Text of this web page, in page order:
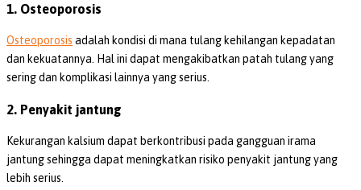
1. Osteoporosis
Osteoporosis adalah kondisi di mana tulang kehilangan kepadatan
dan kekuatannya. Hal ini dapat mengakibatkan patah tulang yang
sering dan komplikasi lainnya yang serius.
2. Penyakit jantung
Kekurangan kalsium dapat berkontribusi pada gangguan irama
jantung sehingga dapat meningkatkan risiko penyakit jantung yang
lebih serius.